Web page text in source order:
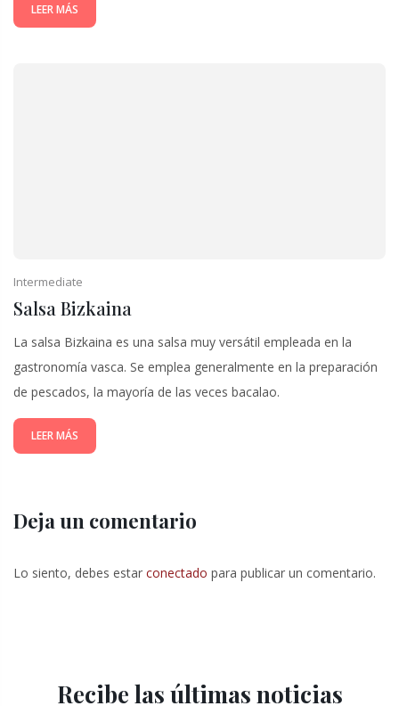
LEER MÁS
Intermediate
Salsa Bizkaina
La salsa Bizkaina es una salsa muy versátil empleada en la
gastronomía vasca. Se emplea generalmente en la preparación
de pescados, la mayoría de las veces bacalao.
LEER MÁS
Deja un comentario
Lo siento, debes estar conectado para publicar un comentario.
Recibe las últimas noticias